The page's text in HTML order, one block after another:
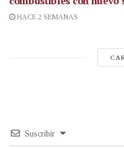
HACE 2 SEMANAS
Suscribir